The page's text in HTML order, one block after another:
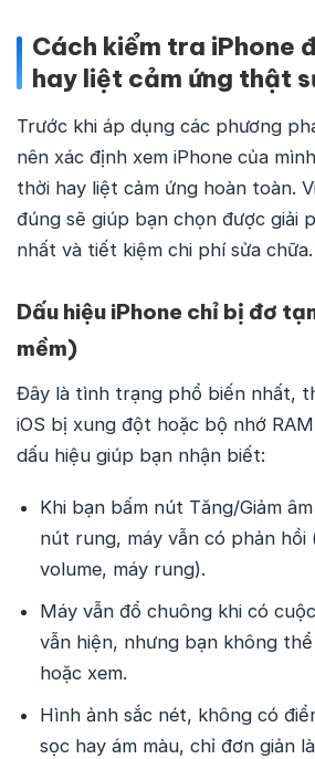
Cách kiểm tra iPhone
hay liệt cảm ứng thật
Trước khi áp dụng các phương
nên xác định xem iPhone của
thời hay liệt cảm ứng hoàn toàn.
đúng sẽ giúp bạn chọn được giải
nhất và tiết kiệm chi phí sửa chữa.
Dấu hiệu iPhone chỉ bị đơ
mềm)
Đây là tình trạng phổ biến nhất,
iOS bị xung đột hoặc bộ nhớ
dấu hiệu giúp bạn nhận biết:
Khi bạn bấm nút Tăng/Giảm
nút rung, máy vẫn có phản hồi
volume, máy rung).
Máy vẫn đổ chuông khi có
vẫn hiện, nhưng bạn không
hoặc xem.
Hình ảnh sắc nét, không có
sọc hay ám màu, chỉ đơn giản